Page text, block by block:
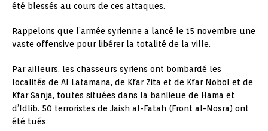
été blessés au cours de ces attaques.
Rappelons que l’armée syrienne a lancé le 15 novembre une
vaste offensive pour libérer la totalité de la ville.
Par ailleurs, les chasseurs syriens ont bombardé les
localités de Al Latamana, de Kfar Zita et de Kfar Nobol et de
Kfar Sanja, toutes situées dans la banlieue de Hama et
d’Idlib. 50 terroristes de Jaish al-Fatah (Front al-Nosra) ont
été tués